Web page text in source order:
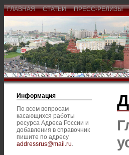
ГЛАВНАЯ СТАТЬИ ПРЕСС-РЕЛИЗЫ
Информация
По всем вопросам
касающихся работы
ресурса Адреса России и
добавления в справочник
пишите по адресу
addressrus@mail.ru.